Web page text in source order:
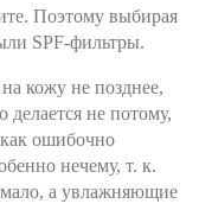
Поэтому выбирая
SPF-фильтры.
кожу не позднее,
не потому,
ошибочно
нечему, т. к.
а увлажняющие